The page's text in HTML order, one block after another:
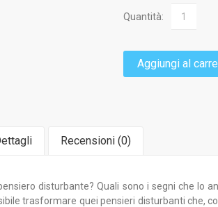
Quantità:
Aggiungi al
Recensioni (0)
disturbante? Quali sono i segni che lo
trasformare quei pensieri disturbanti che,